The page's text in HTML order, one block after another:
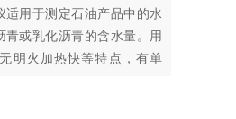
适用于测定石油产品中的水
或乳化沥青的含水量。用
明火加热快等特点，有单
1993）